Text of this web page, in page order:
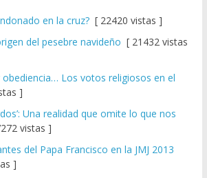
en la cruz?[ 22420 vistas ]
del pesebre navideño [ 21432 vistas
obediencia… Los votos religiosos en el
]
Una realidad que omite lo que nos
vistas ]
del Papa Francisco en la JMJ 2013
]